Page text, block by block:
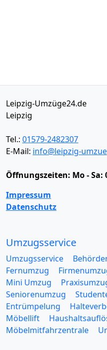
Leipzig-Umzüge24.de
Leipzig
Tel.: 01579-2482307
E-Mail: info@leipzig-
Öffnungszeiten: Mo - Sa:
Impressum
Datenschutz
Umzugsservice
Umzugsservice
Fernumzug
Mini Umzug
Seniorenumzug
Entrümpelung
Möbellift
Möbelmitfahrzentrale